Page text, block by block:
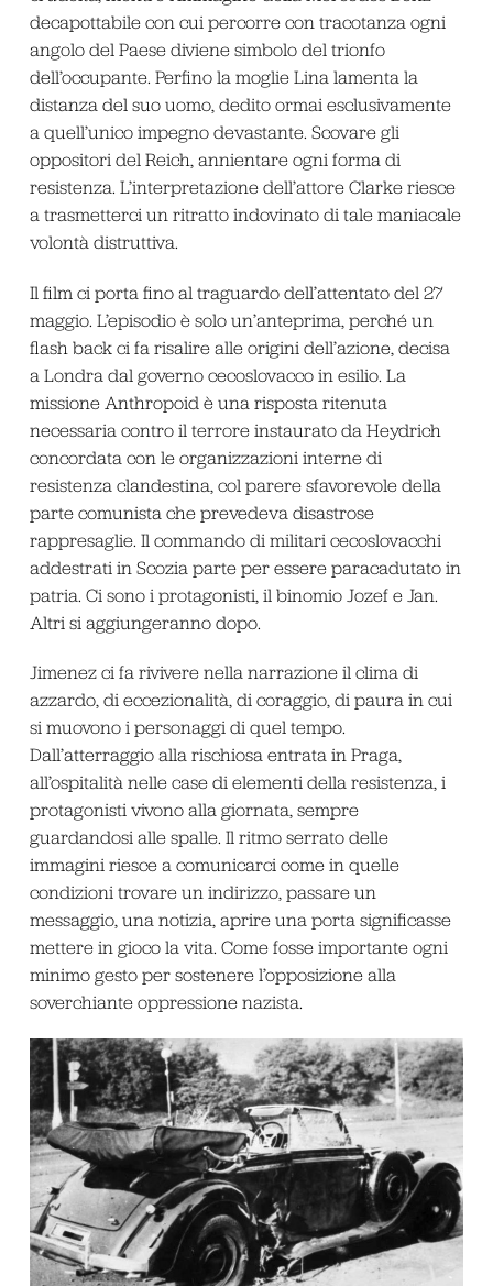
decapottabile con cui percorre con tracotanza ogni
angolo del Paese diviene simbolo del trionfo
dell’occupante. Perfino la moglie Lina lamenta la
distanza del suo uomo, dedito ormai esclusivamente
a quell’unico impegno devastante. Scovare gli
oppositori del Reich, annientare ogni forma di
resistenza. L’interpretazione dell’attore Clarke riesce
a trasmetterci un ritratto indovinato di tale maniacale
volontà distruttiva.
Il film ci porta fino al traguardo dell’attentato del 27
maggio. L’episodio è solo un’anteprima, perché un
flash back ci fa risalire alle origini dell’azione, decisa
a Londra dal governo cecoslovacco in esilio. La
missione Anthropoid è una risposta ritenuta
necessaria contro il terrore instaurato da Heydrich
concordata con le organizzazioni interne di
resistenza clandestina, col parere sfavorevole della
parte comunista che prevedeva disastrose
rappresaglie. Il commando di militari cecoslovacchi
addestrati in Scozia parte per essere paracadutato in
patria. Ci sono i protagonisti, il binomio Jozef e Jan.
Altri si aggiungeranno dopo.
Jimenez ci fa rivivere nella narrazione il clima di
azzardo, di eccezionalità, di coraggio, di paura in cui
si muovono i personaggi di quel tempo.
Dall’atterraggio alla rischiosa entrata in Praga,
all’ospitalità nelle case di elementi della resistenza, i
protagonisti vivono alla giornata, sempre
guardandosi alle spalle. Il ritmo serrato delle
immagini riesce a comunicarci come in quelle
condizioni trovare un indirizzo, passare un
messaggio, una notizia, aprire una porta significasse
mettere in gioco la vita. Come fosse importante ogni
minimo gesto per sostenere l’opposizione alla
soverchiante oppressione nazista.